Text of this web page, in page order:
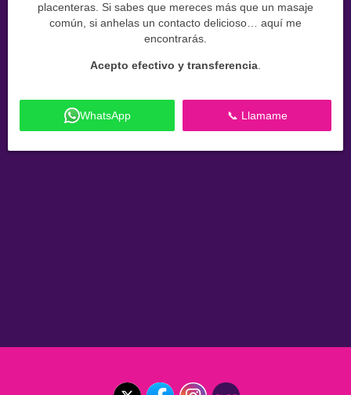
placenteras. Si sabes que mereces más que un masaje
común, si anhelas un contacto delicioso… aquí me
encontrarás.
Acepto efectivo y transferencia
WhatsApp 📞 Llamame